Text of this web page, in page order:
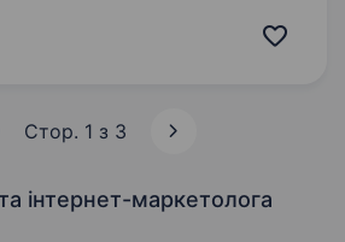
більшій кількості людей
Стор. 1 з 3
інтернет-маркетолога